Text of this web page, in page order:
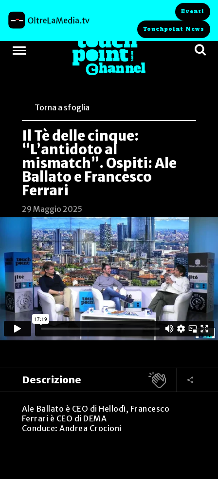
Eventi
Touchpoint News
Torna a sfoglia
Il Tè delle cinque:
“L’antidoto al
mismatch”. Ospiti: Ale
Ballato e Francesco
Ferrari
29 Maggio 2025
Descrizione
Ale Ballato è CEO di Hellodì, Francesco
Ferrari è CEO di DEMA
Conduce: Andrea Crocioni